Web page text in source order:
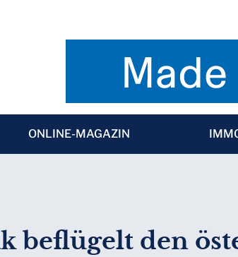
ONLINE-MAGAZIN
beflügelt den